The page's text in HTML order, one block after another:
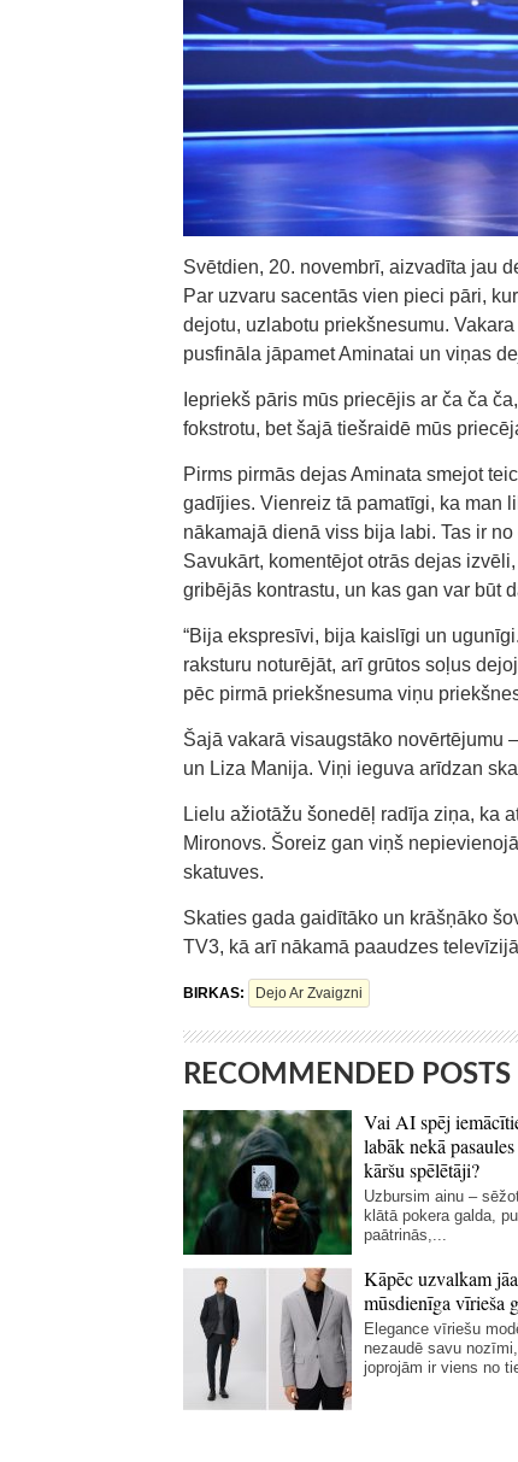
Svētdien, 20. novembrī, aizvadīta jau
Par uzvaru sacentās vien pieci pāri,
dejotu, uzlabotu priekšnesumu.
pusfināla jāpamet Aminatai un viņas
Iepriekš pāris mūs priecējis ar ča ča
fokstrotu, bet šajā tiešraidē mūs
Pirms pirmās dejas Aminata smejot
gadījies. Vienreiz tā pamatīgi, ka man
nākamajā dienā viss bija labi. Tas ir
Savukārt, komentējot otrās dejas
gribējās kontrastu, un kas gan var būt
“Bija ekspresīvi, bija kaislīgi un
raksturu noturējāt, arī grūtos soļus
pēc pirmā priekšnesuma viņu
Šajā vakarā visaugstāko novērtējumu
un Liza Manija. Viņi ieguva arīdzan
Lielu ažiotāžu šonedēļ radīja ziņa, ka
Mironovs. Šoreiz gan viņš
skatuves.
Skaties gada gaidītāko un krāšņāko
TV3, kā arī nākamā paaudzes
BIRKAS: Dejo Ar Zvaigzni
RECOMMENDED POSTS
Vai AI spēj
labāk nekā
kāršu spēlētāji?
Uzbursim ainu –
klātā pokera galda,
paātrinās,...
Kāpēc uzvalkam
mūsdienīga vīrieša
Elegance vīriešu
nezaudē savu
joprojām ir viens no